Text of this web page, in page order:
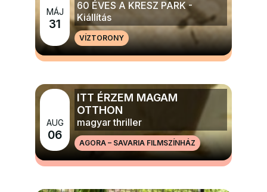
MÁJ
31
60 ÉVES A KRESZ PARK -
Kiállítás
VÍZTORONY
MÉG TÖBB ELŐADÁS, TÁNC, KIÁLLÍTÁS
AUG
06
ITT ÉRZEM MAGAM
OTTHON
magyar thriller
AGORA – SAVARIA FILMSZÍNHÁZ
MÉG TÖBB FILM ÉS MOZI